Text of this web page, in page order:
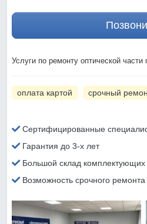
Услуги по ремонту оптической
оплата картой срочный
Сертифицированные
Гарантия до 3-х лет
Большой склад комплектующих
Возможность срочного ремонта